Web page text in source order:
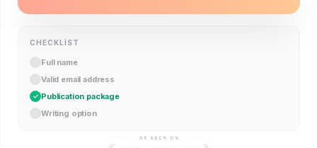
CHECKLIST
Full name
Valid email address
Publication package
Writing option